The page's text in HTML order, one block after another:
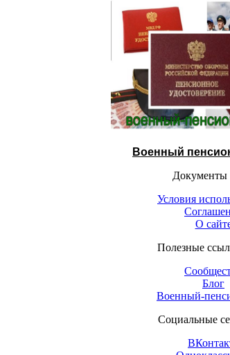
Военный
Документы
Условия
О
Полезные
Блог
Военный-
Социальные